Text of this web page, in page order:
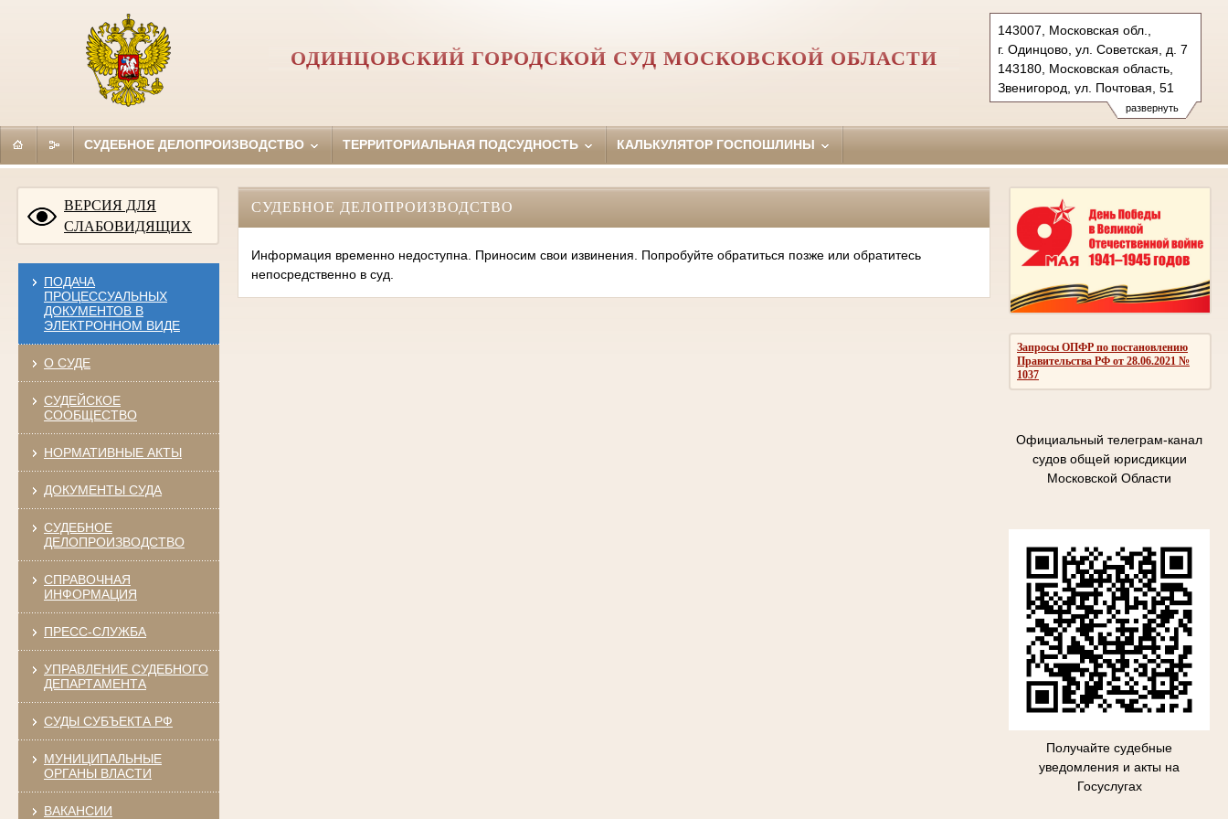
развернуть
143007, Московская обл.,
г. Одинцово, ул. Советская, д. 7
143180, Московская область,
Звенигород, ул. Почтовая, 51
Тел.: (495)590-74-76 (гр.)
593-56-20 (уг.)
697 13 27 (кас канц.)
показать на карте
ОДИНЦОВСКИЙ ГОРОДСКОЙ СУД МОСКОВСКОЙ ОБЛАСТИ
СУДЕБНОЕ ДЕЛОПРОИЗВОДСТВО ТЕРРИТОРИАЛЬНАЯ ПОДСУДНОСТЬ КАЛЬКУЛЯТОР ГОСПОШЛИНЫ
ВЕРСИЯ ДЛЯ
СЛАБОВИДЯЩИХ
ПОДАЧА
ПРОЦЕССУАЛЬНЫХ
ДОКУМЕНТОВ В
ЭЛЕКТРОННОМ ВИДЕ
О СУДЕ
СУДЕЙСКОЕ
СООБЩЕСТВО
НОРМАТИВНЫЕ АКТЫ
ДОКУМЕНТЫ СУДА
СУДЕБНОЕ
ДЕЛОПРОИЗВОДСТВО
СПРАВОЧНАЯ
ИНФОРМАЦИЯ
ПРЕСС-СЛУЖБА
УПРАВЛЕНИЕ СУДЕБНОГО
ДЕПАРТАМЕНТА
СУДЫ СУБЪЕКТА РФ
МУНИЦИПАЛЬНЫЕ
ОРГАНЫ ВЛАСТИ
ВАКАНСИИ
Запросы ОПФР по постановлению
Правительства РФ от 28.06.2021 №
1037
Официальный телеграм-канал
судов общей юрисдикции
Московской Области
Получайте судебные
уведомления и акты на
Госуслугах
СУДЕБНОЕ ДЕЛОПРОИЗВОДСТВО
Информация временно недоступна. Приносим свои извинения. Попробуйте обратиться позже или обратитесь
непосредственно в суд.